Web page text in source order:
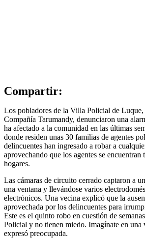
Compartir:
Los pobladores de la Villa Policial de Luque,
Compañía Tarumandy, denunciaron una
ha afectado a la comunidad en las últimas
donde residen unas 30 familias de agentes
delincuentes han ingresado a robar a
aprovechando que los agentes se encuentran
hogares.
Las cámaras de circuito cerrado captaron a
una ventana y llevándose varios
electrónicos. Una vecina explicó que la
aprovechada por los delincuentes para
Este es el quinto robo en cuestión de
Policial y no tienen miedo. Imagínate en una
expresó preocupada.